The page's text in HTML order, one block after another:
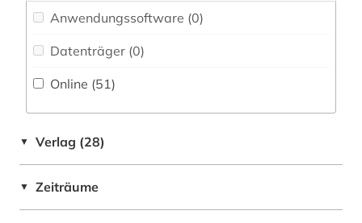
energieversorgung (1)
ereignis (1)
China (3)
Daenemark (2)
Anwendungssoftware (0)
Datenträger (0)
Online (51)
▼ Verlag (28)
▼ Zeiträume